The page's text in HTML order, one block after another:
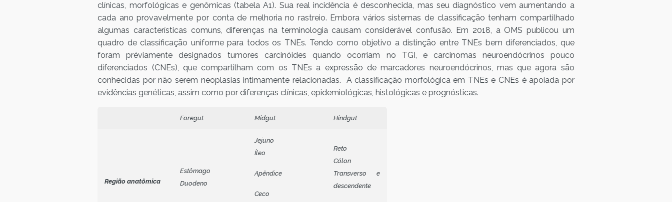
clínicas, morfológicas e genômicas (tabela A1). Sua real incidência é desconhecida, mas seu diagnóstico vem aumentando a
cada ano provavelmente por conta de melhoria no rastreio. Embora vários sistemas de classificação tenham compartilhado
algumas características comuns, diferenças na terminologia causam considerável confusão. Em 2018, a OMS publicou um
quadro de classificação uniforme para todos os TNEs. Tendo como objetivo a distinção entre TNEs bem diferenciados, que
foram préviamente designados tumores carcinóides quando ocorriam no TGI, e carcinomas neuroendócrinos pouco
diferenciados (CNEs), que compartilham com os TNEs a expressão de marcadores neuroendócrinos, mas que agora são
conhecidas por não serem neoplasias intimamente relacionadas. A classificação morfológica em TNEs e CNEs é apoiada por
evidências genéticas, assim como por diferenças clínicas, epidemiológicas, histológicas e prognósticas.
Foregut Midgut Hindgut
Região anatômica
Estômago
Duodeno
Jejuno
Íleo
Apêndice
Ceco
Reto
Cólon
Transverso e
descendente